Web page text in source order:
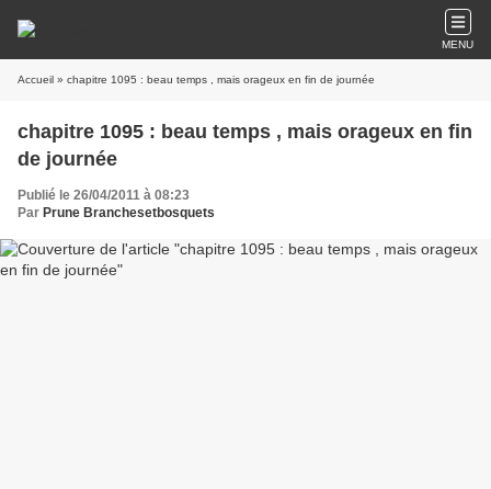
MENU
Accueil » chapitre 1095 : beau temps , mais orageux en fin de journée
chapitre 1095 : beau temps , mais orageux en fin
de journée
Publié le 26/04/2011 à 08:23
Par Prune Branchesetbosquets